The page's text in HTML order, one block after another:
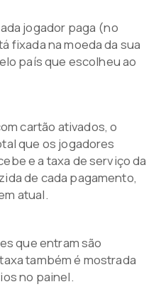
jogador paga (no
fixada na moeda da sua
país que escolheu ao
cartão ativados, o
que os jogadores
e a taxa de serviço da
de cada pagamento,
atual.
que entram são
também é mostrada
no painel.